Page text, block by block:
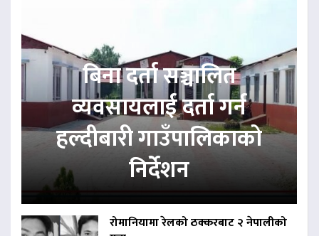
बिना दर्ता सञ्चालित
व्यवसायलाई दर्ता गर्न
हल्दीबारी गाउँपालिकाको
निर्देशन
रोमानियामा रेलको ठक्करबाट २ नेपालीको